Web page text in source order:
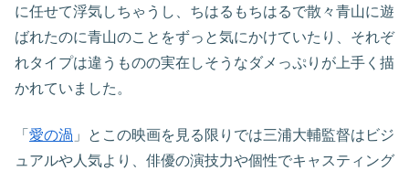
に任せて浮気しちゃうし、ちはるもちはるで散々青山に遊
ばれたのに青山のことをずっと気にかけていたり、それぞ
れタイプは違うものの実在しそうなダメっぷりが上手く描
かれていました。
「 愛の渦 」とこの映画を見る限りでは三浦大輔監督はビジ
ュアルや人気より、俳優の演技力や個性でキャスティング